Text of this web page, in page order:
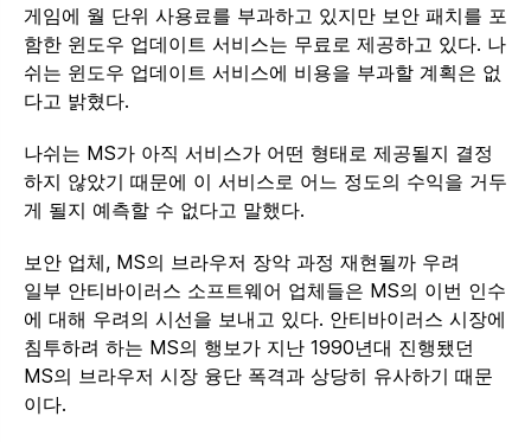
게임에 월 단위 사용료를 부과하고 있지만 보안 패치를 포
함한 윈도우 업데이트 서비스는 무료로 제공하고 있다. 나
쉬는 윈도우 업데이트 서비스에 비용을 부과할 계획은 없
다고 밝혔다.
나쉬는 MS가 아직 서비스가 어떤 형태로 제공될지 결정
하지 않았기 때문에 이 서비스로 어느 정도의 수익을 거두
게 될지 예측할 수 없다고 말했다.
보안 업체, MS의 브라우저 장악 과정 재현될까 우려
일부 안티바이러스 소프트웨어 업체들은 MS의 이번 인수
에 대해 우려의 시선을 보내고 있다. 안티바이러스 시장에
침투하려 하는 MS의 행보가 지난 1990년대 진행됐던
MS의 브라우저 시장 융단 폭격과 상당히 유사하기 때문
이다.